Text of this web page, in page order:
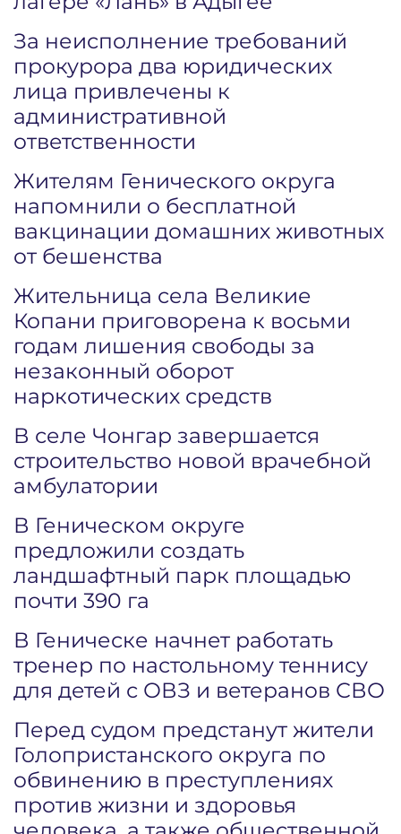
За неисполнение требований
прокурора два юридических
лица привлечены к
административной
ответственности
Жителям Генического округа
напомнили о бесплатной
вакцинации домашних животных
от бешенства
Жительница села Великие
Копани приговорена к восьми
годам лишения свободы за
незаконный оборот
наркотических средств
В селе Чонгар завершается
строительство новой врачебной
амбулатории
В Геническом округе
предложили создать
ландшафтный парк площадью
почти 390 га
В Геническе начнет работать
тренер по настольному теннису
для детей с ОВЗ и ветеранов СВО
Перед судом предстанут жители
Голопристанского округа по
обвинению в преступлениях
против жизни и здоровья